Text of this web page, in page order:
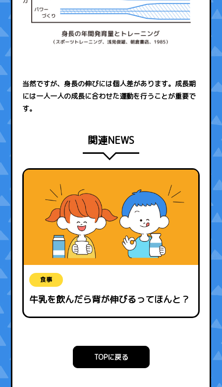
当然ですが、身長の伸びには個人差があります。成長期
には一人一人の成長に合わせた運動を行うことが重要で
す。
関連NEWS
食事
牛乳を飲んだら背が伸びるってほんと？
TOPに戻る